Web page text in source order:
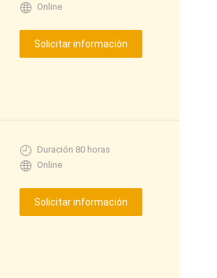
Online
Duración 80 horas
Online